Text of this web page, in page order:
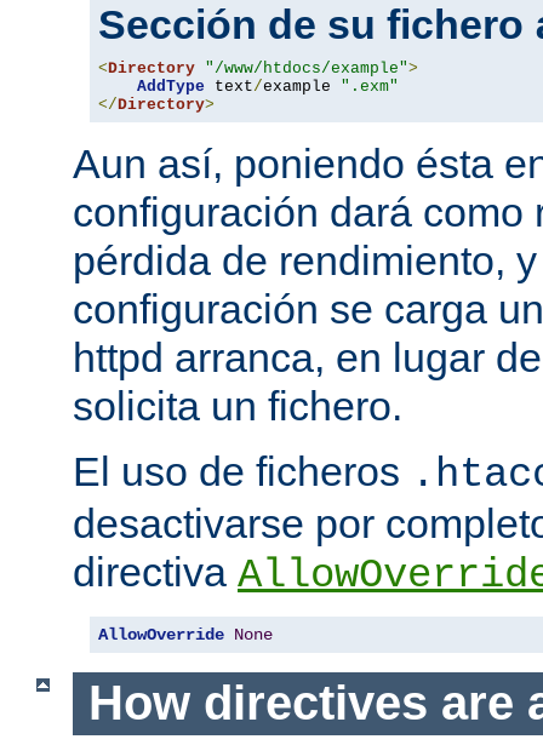
Sección de su fichero
<Directory "/www/htdocs/example">
AddType text/example ".exm"
</Directory>
Aun así, poniendo ésta
configuración dará como
pérdida de rendimiento,
configuración se carga
httpd arranca, en lugar
solicita un fichero.
El uso de ficheros
desactivarse por
directiva
AllowOverride None
How directives are